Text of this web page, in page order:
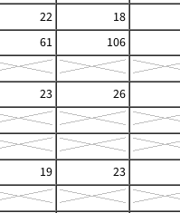
22 18
61 106
23 26
19 23